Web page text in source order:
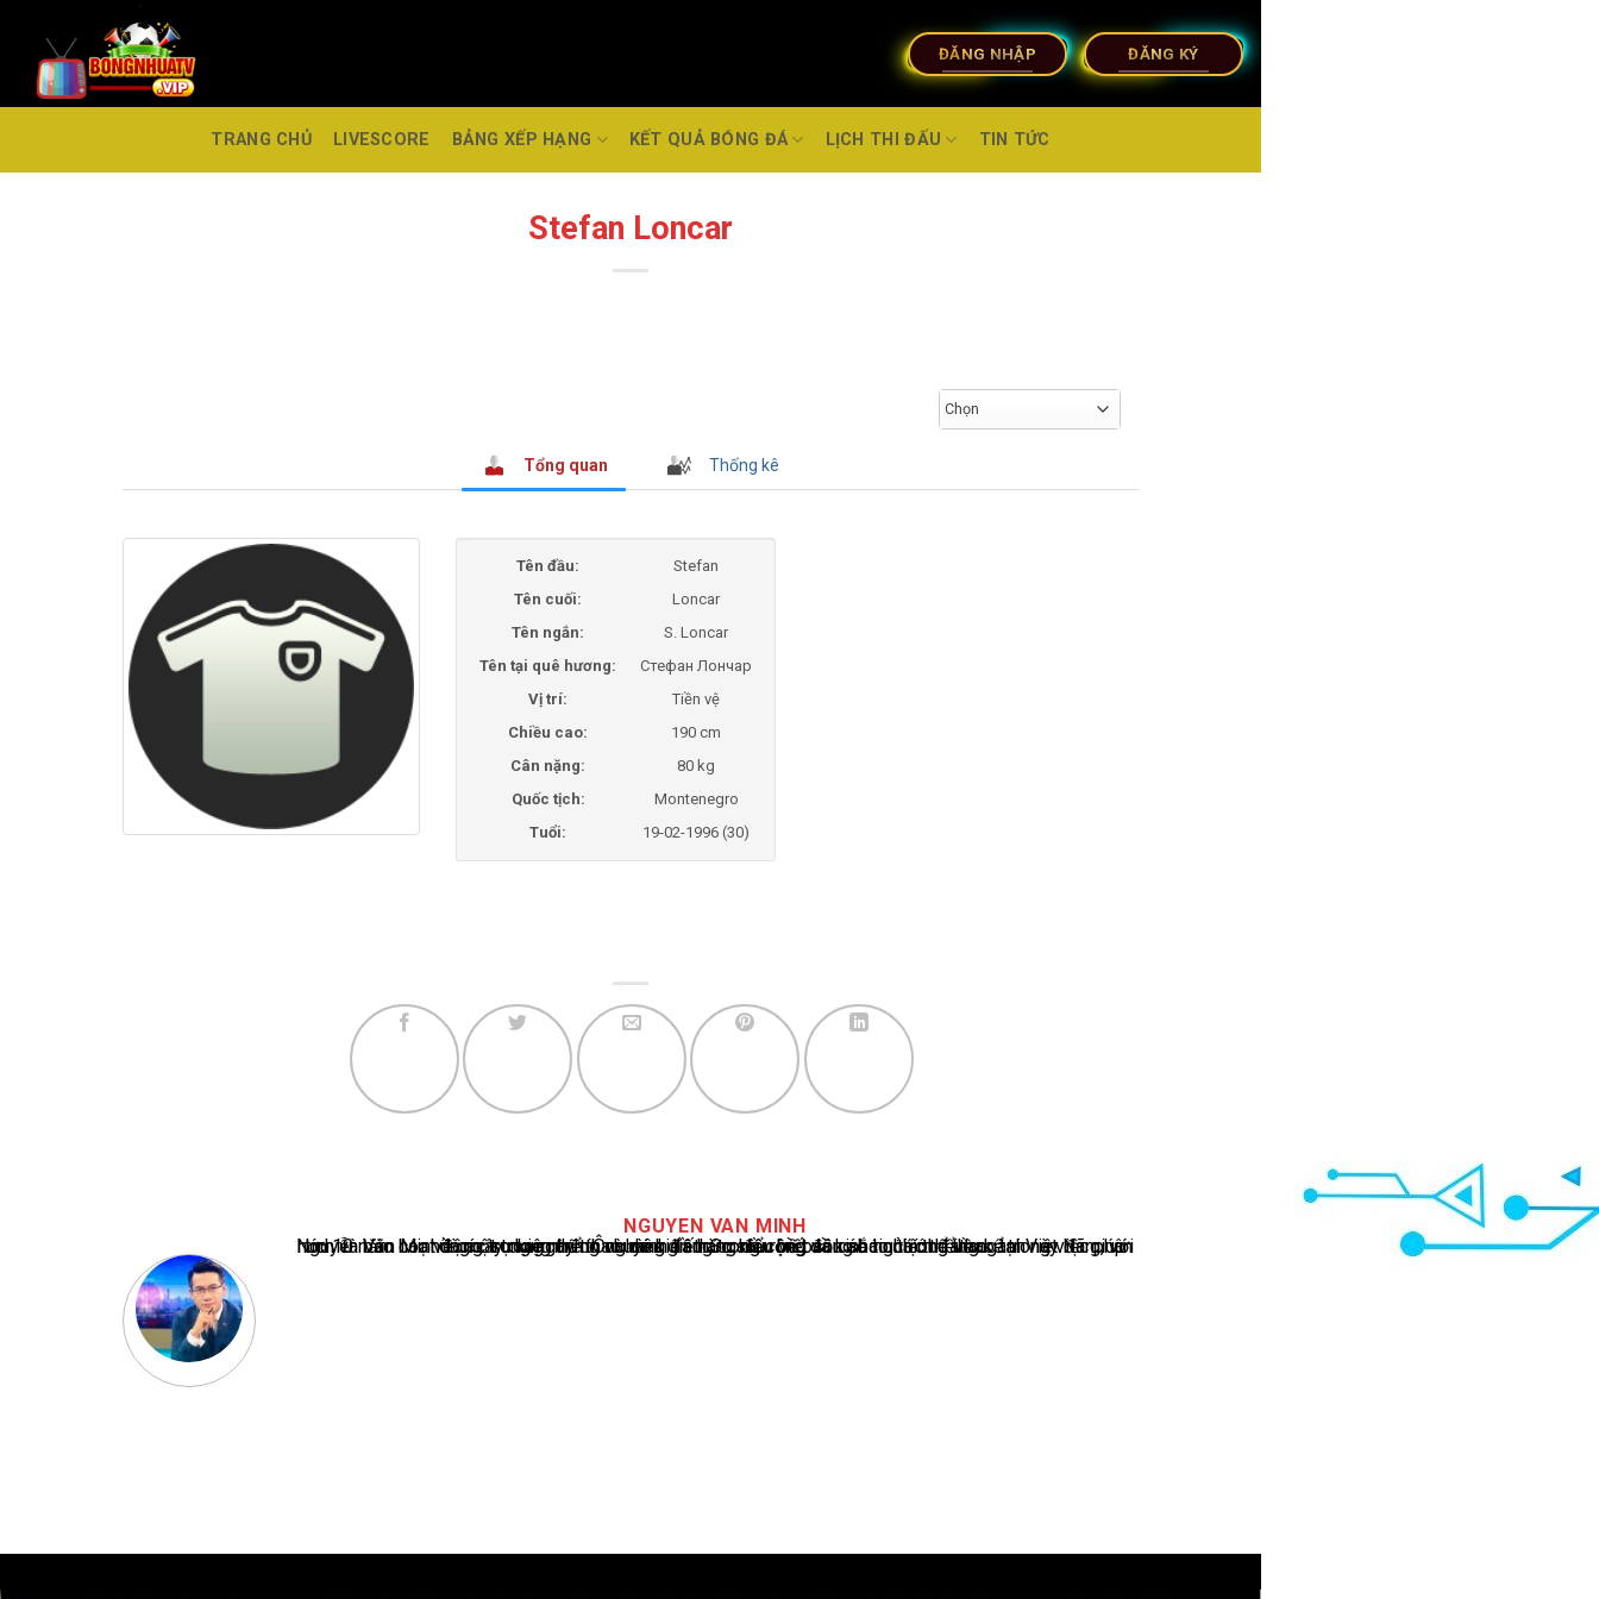
ĐĂNG NHẬP ĐĂNG KÝ
TRANG CHỦ LIVESCORE BẢNG XẾP HẠNG KẾT QUẢ BÓNG ĐÁ LỊCH THI ĐẤU TIN TỨC
Stefan Loncar
Chọn
Tổng quan Thống kê
Tên đầu:
Stefan
Tên cuối:
Loncar
Tên ngắn:
S. Loncar
Tên tại quê hương:
Стефан Лончар
Vị trí:
Tiền vệ
Chiều cao:
190 cm
Cân nặng:
80 kg
Quốc tịch:
Montenegro
Tuổi:
19-02-1996 (30)
NGUYEN VAN MINH
Nguyễn Văn Minh là một trong những chuyên gia hàng đầu về báo cáo tin tức thể thao tại Việt Nam, với hơn 10 năm hoạt động trong ngành. Ông có kiến thức sâu rộng và kinh nghiệm đáng kể trong việc phân tích và báo cáo về các sự kiện thể thao hàng đầu. Sự hiểu biết sâu sắc của ông về ngành này đã giúp ông xây dựng uy tín và danh tiếng trong cộng đồng báo chí thể thao.